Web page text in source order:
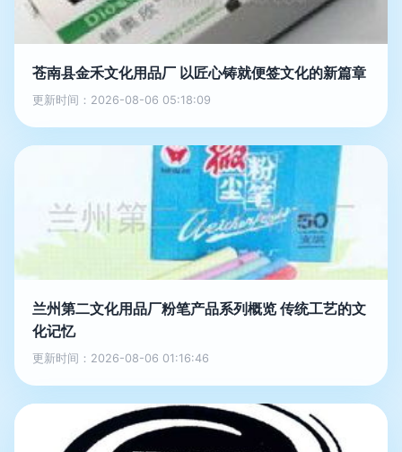
苍南县金禾文化用品厂 以匠心铸就便签文化的新篇章
更新时间：2026-08-06 05:18:09
兰州第二文化用品厂粉笔产品系列概览 传统工艺的文
化记忆
更新时间：2026-08-06 01:16:46